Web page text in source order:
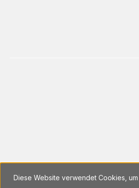
Diese Website verwendet Cookies,